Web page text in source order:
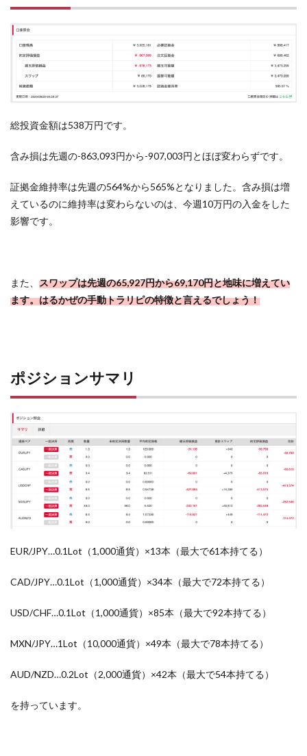
総投資金額は538万円です。
含み損は先週の-863,093円から-907,003円とほぼ変わらずです。
証拠金維持率は先週の564%から565%となりました。含み損は増
えているのに維持率は変わらないのは、今週10万円の入金をした
影響です。
また、 スワップは先週の65,927円から69,170円と地味に増えてい
ます。はるかぜの手動トラリピの特徴と言えるでしょう！
ポジションサマリ
EUR/JPY…0.1Lot（1,000通貨）×13本（最大で61本持てる）
CAD/JPY…0.1Lot（1,000通貨）×34本（最大で72本持てる）
USD/CHF…0.1Lot（1,000通貨）×85本（最大で92本持てる）
MXN/JPY…1Lot（10,000通貨）×49本（最大で78本持てる）
AUD/NZD…0.2Lot（2,000通貨）×42本（最大で54本持てる）
を持っています。